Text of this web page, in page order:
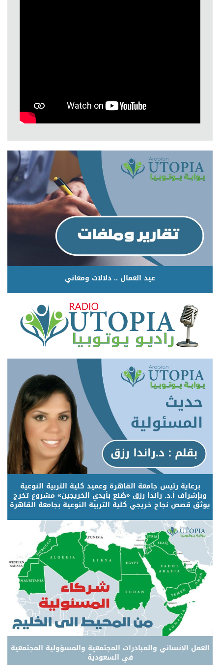
عيد العمال .. دلالات ومعاني
برعاية رئيس جامعة القاهرة وعميد كلية التربية النوعية
وبإشراف أ.د. راندا رزق «صُنع بأيدي الخريجين» مشروع تخرج
يوثق قصص نجاح خريجي كلية التربية النوعية بجامعة القاهرة
العمل الإنساني والمبادرات المجتمعية والمسؤولية المجتمعية
في السعودية